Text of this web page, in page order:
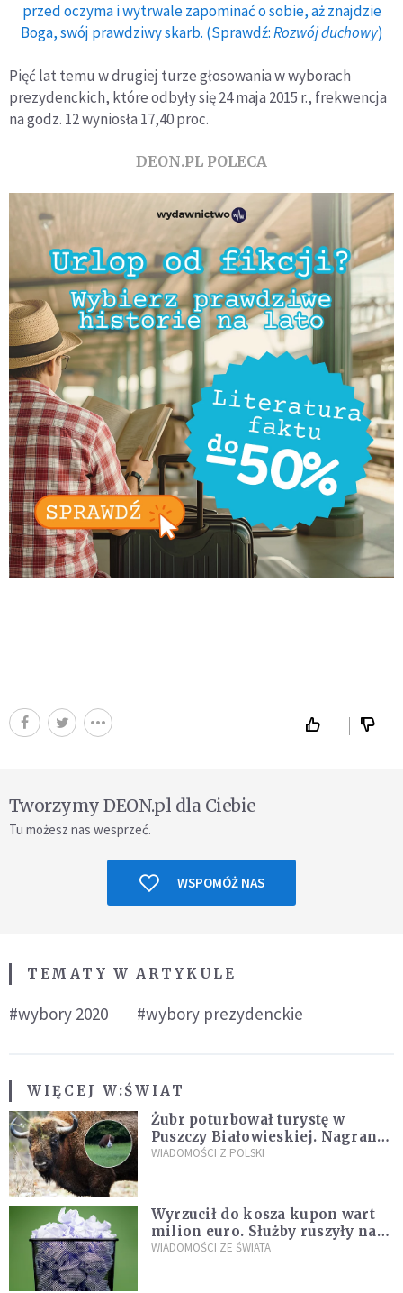
przed oczyma i wytrwale zapominać o sobie, aż znajdzie
Boga, swój prawdziwy skarb. (Sprawdź:Rozwój duchowy)
Pięć lat temu w drugiej turze głosowania w wyborach
prezydenckich, które odbyły się 24 maja 2015 r., frekwencja
na godz. 12 wyniosła 17,40 proc.
DEON.PL POLECA
Tworzymy DEON.pl dla Ciebie
Tu możesz nas wesprzeć.
WSPOMÓŻ NAS
TEMATY W ARTYKULE
#wybory 2020 #wybory prezydenckie
WIĘCEJ W:ŚWIAT
Żubr poturbował turystę w
Puszczy Białowieskiej. Nagranie
daje do myślenia
WIADOMOŚCI Z POLSKI
Wyrzucił do kosza kupon wart
milion euro. Służby ruszyły na
poszukiwania
WIADOMOŚCI ZE ŚWIATA